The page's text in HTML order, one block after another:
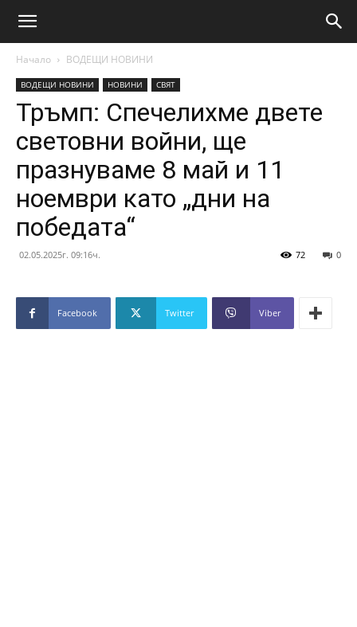
Начало ВОДЕЩИ НОВИНИ
ВОДЕЩИ НОВИНИ НОВИНИ СВЯТ
Тръмп: Спечелихме двете
световни войни, ще
празнуваме 8 май и 11
ноември като „дни на
победата“
02.05.2025г. 09:16ч. 0
72
Facebook Twitter Viber